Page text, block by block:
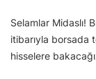
Selamlar Midaslı!
itibarıyla borsada
hisselere